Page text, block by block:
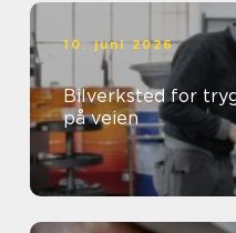
10. juni 2026
Bilverksted for
på veien